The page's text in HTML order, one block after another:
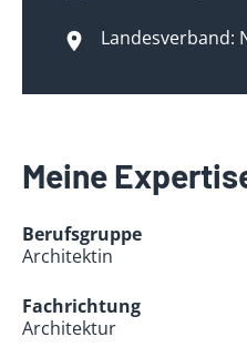
Landesverband:
Meine
Berufsgruppe
Architektin
Fachrichtung
Architektur